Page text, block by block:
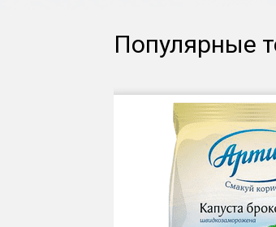
Популярные